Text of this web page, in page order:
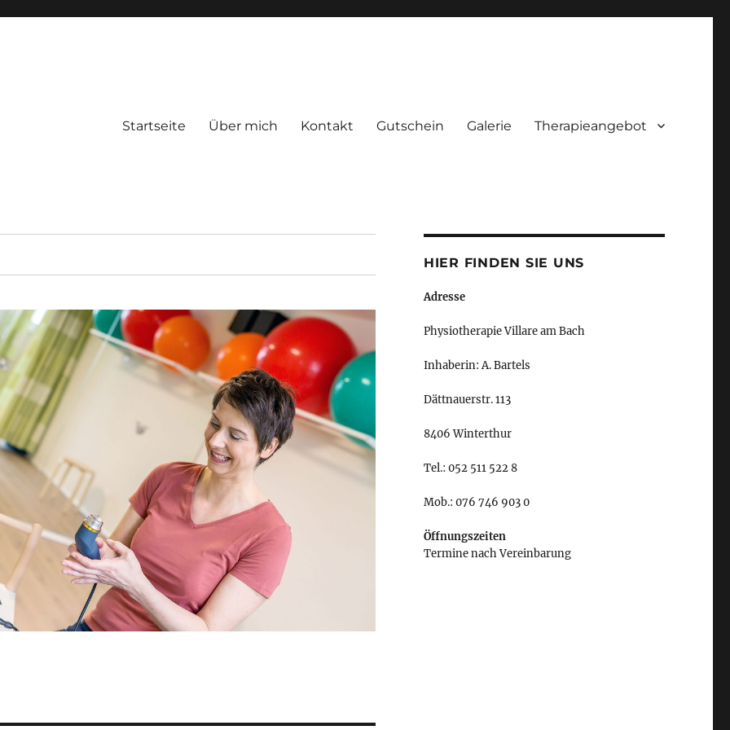
Startseite Über mich Kontakt Gutschein Galerie Therapieangebot
HIER FINDEN SIE UNS
Adresse
Physiotherapie Villare am Bach
Inhaberin: A. Bartels
Dättnauerstr. 113
8406 Winterthur
Tel.: 052 511 522 8
Mob.: 076 746 903 0
Öffnungszeiten
Termine nach Vereinbarung